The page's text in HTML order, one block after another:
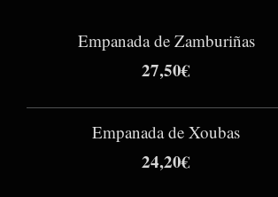
Empanada de Zamburiñas
27,50€
Empanada de Xoubas
24,20€